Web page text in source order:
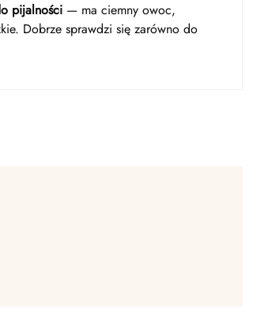
pijalności — ma ciemny owoc,
Dobrze sprawdzi się zarówno do